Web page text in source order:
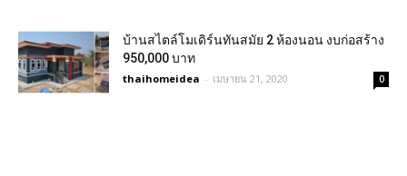
บ้านสไตล์โมเดิร์นทันสมัย 2 ห้องนอน งบก่อสร้าง
950,000 บาท
thaihomeidea - เมษายน 21, 2020 0